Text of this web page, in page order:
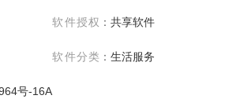
软件授权 ：共享软件
软件分类 ：生活服务
号-16A